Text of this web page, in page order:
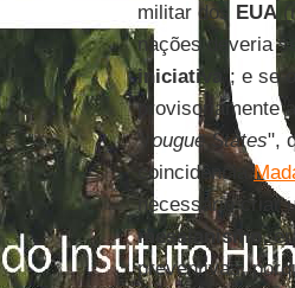
militar dos EUA
nações deveria
iniciativa "; e se
provisoriamente
" rougue States",
coincidência
necessário criar
messianismo,
preventivas,